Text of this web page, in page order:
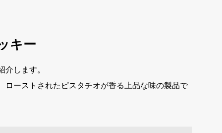
キー
介します。
ローストされたピスタチオが香る上品な味の製品で